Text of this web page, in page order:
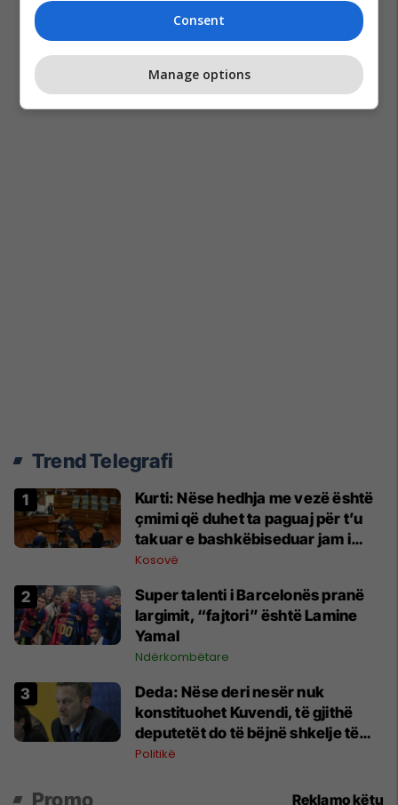
Trend Telegrafi
Kurti: Nëse hedhja me vezë është
çmimi që duhet ta paguaj për t’u
takuar e bashkëbiseduar jam i
lumtur ta bëj këtë
Kosovë
Super talenti i Barcelonës pranë
largimit, “fajtori” është Lamine
Yamal
Ndërkombëtare
Deda: Nëse deri nesër nuk
konstituohet Kuvendi, të gjithë
deputetët do të bëjnë shkelje të
rëndë kushtetuese
Politikë
Promo Reklamo këtu
Consent
Manage options